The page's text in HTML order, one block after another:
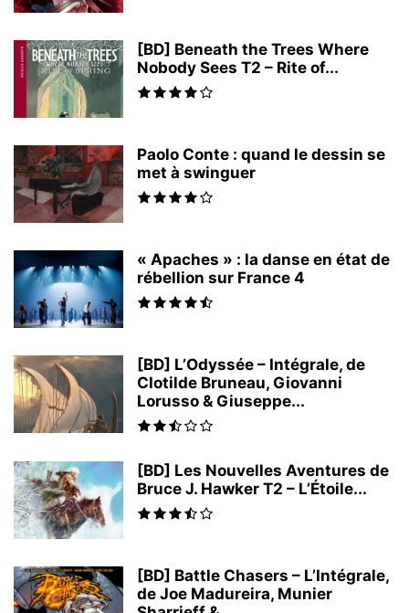
[BD] Beneath the Trees Where
Nobody Sees T2 – Rite of...
Paolo Conte : quand le dessin se
met à swinguer
« Apaches » : la danse en état de
rébellion sur France 4
[BD] L’Odyssée – Intégrale, de
Clotilde Bruneau, Giovanni
Lorusso & Giuseppe...
[BD] Les Nouvelles Aventures de
Bruce J. Hawker T2 – L’Étoile...
[BD] Battle Chasers – L’Intégrale,
de Joe Madureira, Munier